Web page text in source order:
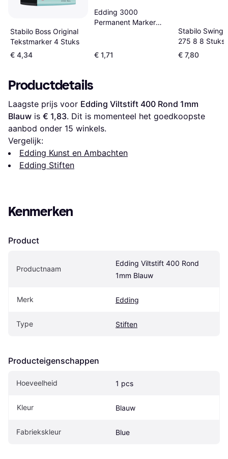
Stabilo Boss Original
Tekstmarker 4 Stuks
€ 4,34
Edding 3000
Permanent Marker
€ 1,71
Stabilo Swing
275 8 8 Stuks
€ 7,80
Productdetails
Laagste prijs voor Edding Viltstift 400 Rond 1mm
Blauw is € 1,83. Dit is momenteel het goedkoopste
aanbod onder 15 winkels.
Vergelijk:
Edding Kunst en Ambachten
Edding Stiften
Kenmerken
Product
Productnaam
Edding Viltstift 400 Rond
1mm Blauw
Merk Edding
Type Stiften
Producteigenschappen
Hoeveelheid 1 pcs
Kleur Blauw
Fabriekskleur Blue